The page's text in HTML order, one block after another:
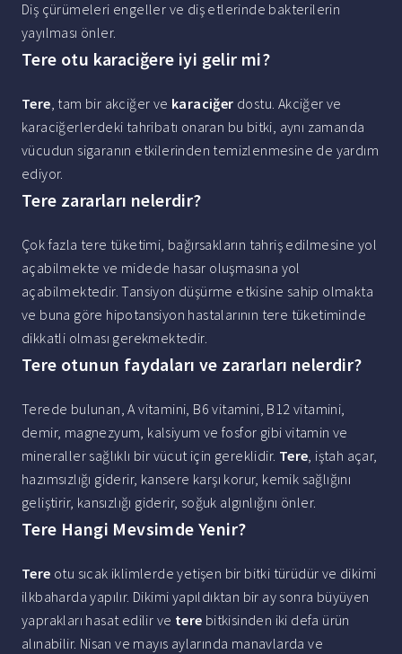
Diş çürümeleri engeller ve diş etlerinde bakterilerin
yayılması önler.
Tere otu karaciğere iyi gelir mi?
Tere, tam bir akciğer ve karaciğer dostu. Akciğer ve
karaciğerlerdeki tahribatı onaran bu bitki, aynı zamanda
vücudun sigaranın etkilerinden temizlenmesine de yardım
ediyor.
Tere zararları nelerdir?
Çok fazla tere tüketimi, bağırsakların tahriş edilmesine yol
açabilmekte ve midede hasar oluşmasına yol
açabilmektedir. Tansiyon düşürme etkisine sahip olmakta
ve buna göre hipotansiyon hastalarının tere tüketiminde
dikkatli olması gerekmektedir.
Tere otunun faydaları ve zararları nelerdir?
Terede bulunan, A vitamini, B6 vitamini, B12 vitamini,
demir, magnezyum, kalsiyum ve fosfor gibi vitamin ve
mineraller sağlıklı bir vücut için gereklidir. Tere, iştah açar,
hazımsızlığı giderir, kansere karşı korur, kemik sağlığını
geliştirir, kansızlığı giderir, soğuk algınlığını önler.
Tere Hangi Mevsimde Yenir?
Tere otu sıcak iklimlerde yetişen bir bitki türüdür ve dikimi
ilkbaharda yapılır. Dikimi yapıldıktan bir ay sonra büyüyen
yaprakları hasat edilir ve tere bitkisinden iki defa ürün
alınabilir. Nisan ve mayıs aylarında manavlarda ve